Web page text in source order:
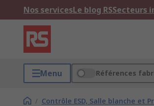
Nos servicesLe blog RSSecteurs
Menu Références
/ Contrôle ESD, Salle blanche et